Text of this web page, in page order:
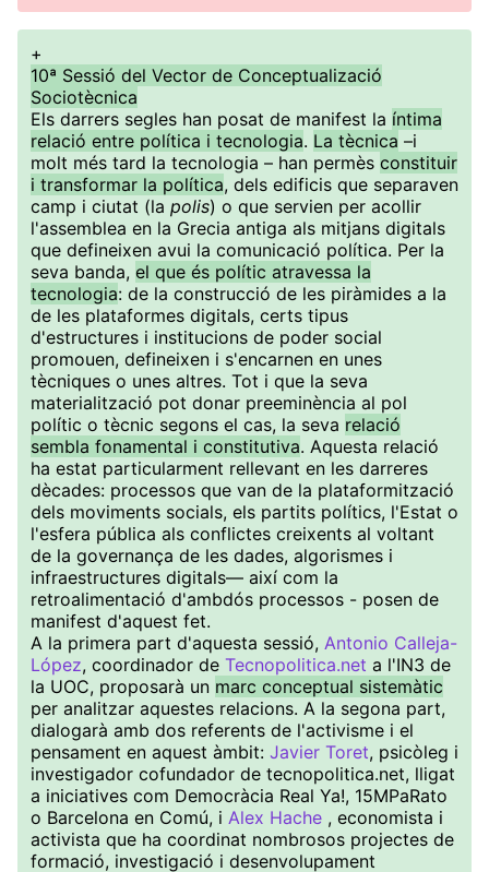
+
10ª Sessió del Vector de Conceptualizació
Sociotècnica
Els darrers segles han posat de manifest la íntima
relació entre política i tecnologia. La tècnica –i
molt més tard la tecnologia – han permès constituir
i transformar la política, dels edificis que separaven
camp i ciutat (la polis) o que servien per acollir
l'assemblea en la Grecia antiga als mitjans digitals
que defineixen avui la comunicació política. Per la
seva banda, el que és polític atravessa la
tecnologia: de la construcció de les piràmides a la
de les plataformes digitals, certs tipus
d'estructures i institucions de poder social
promouen, defineixen i s'encarnen en unes
tècniques o unes altres. Tot i que la seva
materialització pot donar preeminència al pol
polític o tècnic segons el cas, la seva relació
sembla fonamental i constitutiva. Aquesta relació
ha estat particularment rellevant en les darreres
dècades: processos que van de la plataformització
dels moviments socials, els partits polítics, l'Estat o
l'esfera pública als conflictes creixents al voltant
de la governança de les dades, algorismes i
infraestructures digitals— així com la
retroalimentació d'ambdós processos - posen de
manifest d'aquest fet.
A la primera part d'aquesta sessió, Antonio Calleja-
López, coordinador de Tecnopolitica.net a l'IN3 de
la UOC, proposarà un marc conceptual sistemàtic
per analitzar aquestes relacions. A la segona part,
dialogarà amb dos referents de l'activisme i el
pensament en aquest àmbit: Javier Toret, psicòleg i
investigador cofundador de tecnopolitica.net, lligat
a iniciatives com Democràcia Real Ya!, 15MPaRato
o Barcelona en Comú, i Alex Hache , economista i
activista que ha coordinat nombrosos projectes de
formació, investigació i desenvolupament